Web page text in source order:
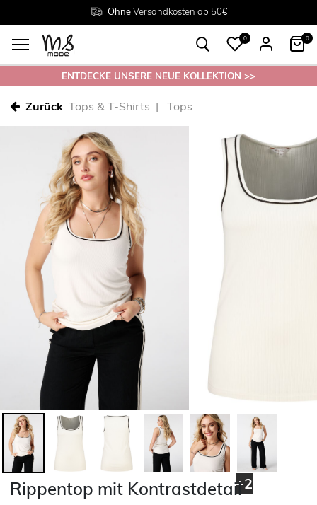
OhneVersandkosten ab 50€
Grösse38 - 54
Rückgabe innerhalb 30 Tagen
0 0
ENTDECKE UNSERE NEUE KOLLEKTION >>
Zurück Tops & T-Shirts Tops
+2
Rippentop mit Kontrastdetail